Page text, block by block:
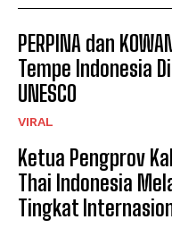
PERPINA dan
Tempe Indonesia
UNESCO
VIRAL
Ketua Pengprov
Thai Indonesia
Tingkat